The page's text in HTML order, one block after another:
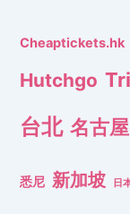
Cheaptickets.hk
Hutchgo
台北 名古屋
悉尼 新加坡 日